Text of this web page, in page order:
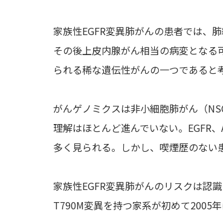
家族性EGFR変異肺がんの患者では、
その後上皮内腺がん相当の病変とな
られる稀な遺伝性がんの一つであると
がんゲノミクスは非小細胞肺がん（
理解はほとんど進んでいない。EGFR
多く見られる。しかし、喫煙歴のない
家族性EGFR変異肺がんのリスクは認
T790M変異を持つ家系が初めて2005